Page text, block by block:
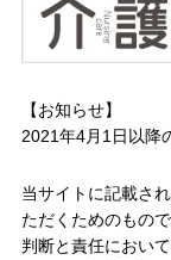
【お知らせ】
2021年4月1日以降
当サイトに記載さ
ただくためのもの
判断と責任におい